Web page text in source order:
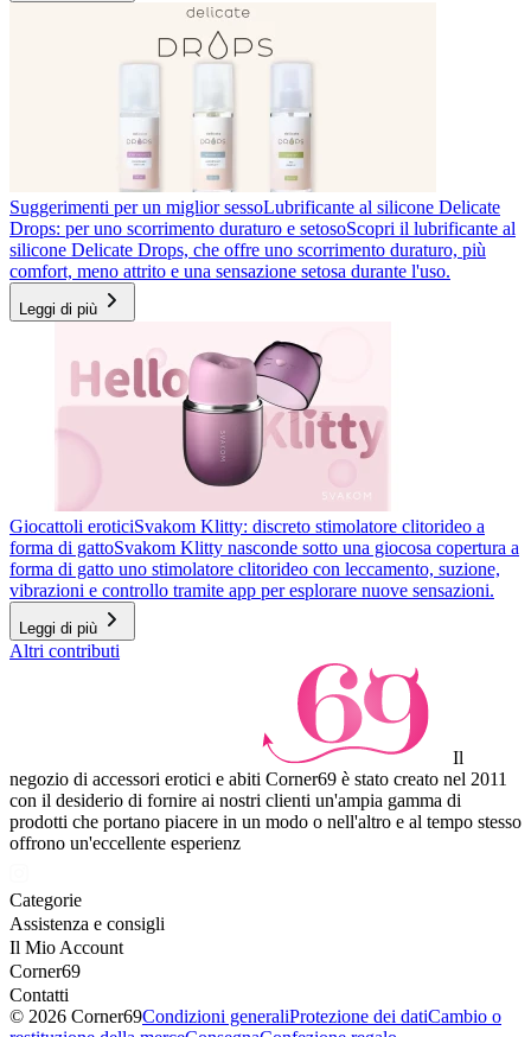
Suggerimenti per un miglior sessoLubrificante al silicone Delicate
Drops: per uno scorrimento duraturo e setosoScopri il lubrificante al
silicone Delicate Drops, che offre uno scorrimento duraturo, più
comfort, meno attrito e una sensazione setosa durante l'uso.
Leggi di più
Giocattoli eroticiSvakom Klitty: discreto stimolatore clitorideo a
forma di gattoSvakom Klitty nasconde sotto una giocosa copertura a
forma di gatto uno stimolatore clitorideo con leccamento, suzione,
vibrazioni e controllo tramite app per esplorare nuove sensazioni.
Leggi di più
Altri contributi
Il
negozio di accessori erotici e abiti Corner69 è stato creato nel 2011
con il desiderio di fornire ai nostri clienti un'ampia gamma di
prodotti che portano piacere in un modo o nell'altro e al tempo stesso
offrono un'eccellente esperienz
Categorie
Assistenza e consigli
Il Mio Account
Corner69
Contatti
© 2026 Corner69Condizioni generaliProtezione dei datiCambio o